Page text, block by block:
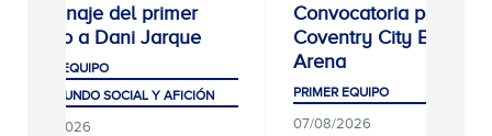
Homenaje del primer
equipo a Dani Jarque
PRIMER EQUIPO
CLUB, MUNDO SOCIAL Y AFICIÓN
07/08/2026
Convocatoria para el
Coventry City Building
Arena
PRIMER EQUIPO
07/08/2026